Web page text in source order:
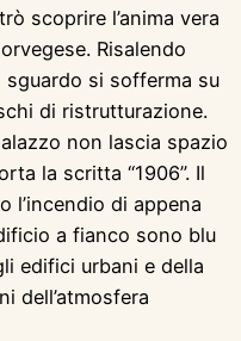
scoprire l’anima vera
Risalendo
si sofferma su
di ristrutturazione.
non lascia spazio
la scritta “1906”. Il
l’incendio di appena
a fianco sono blu
edifici urbani e della
dell’atmosfera